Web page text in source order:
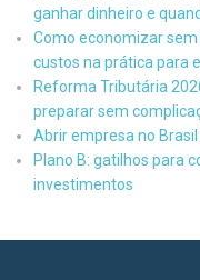
ganhar dinheiro e
Como economizar
custos na prática para
Reforma Tributária
preparar sem
Abrir empresa no
Plano B: gatilhos para
investimentos